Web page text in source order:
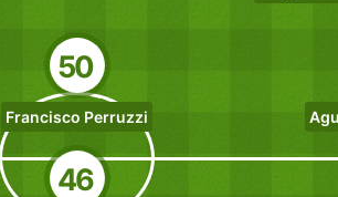
50
Francisco Perruzzi
46